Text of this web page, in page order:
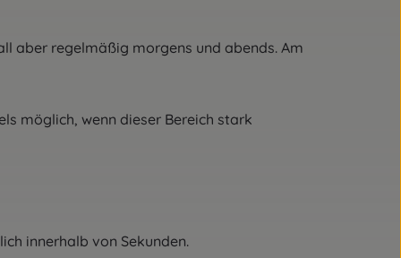
aber regelmäßig morgens und abends. Am
möglich, wenn dieser Bereich stark
innerhalb von Sekunden.